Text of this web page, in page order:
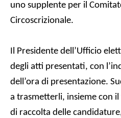
uno supplente per il
Circoscrizionale.
Il Presidente dell’Ufficio
degli atti presentati, con
dell’ora di presentazione.
a trasmetterli, insieme con
di raccolta delle